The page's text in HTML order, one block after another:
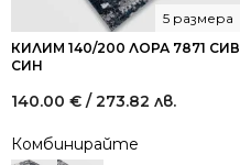
КИЛИМ 140/200 ЛОРА 7871 СИВ
СИН
5 размера
140.00 € / 273.82 лв.
Комбинирайте